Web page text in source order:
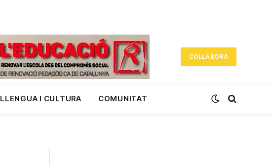
COL·LABORA
LLENGUA I CULTURA COMUNITAT